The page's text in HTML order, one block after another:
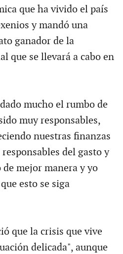
que ha vivido el país
y mandó una
ganador de la
que se llevará a cabo en
mucho el rumbo de
muy responsables,
nuestras finanzas
del gasto y
mejor manera y yo
esto se siga
que la crisis que vive
delicada", aunque